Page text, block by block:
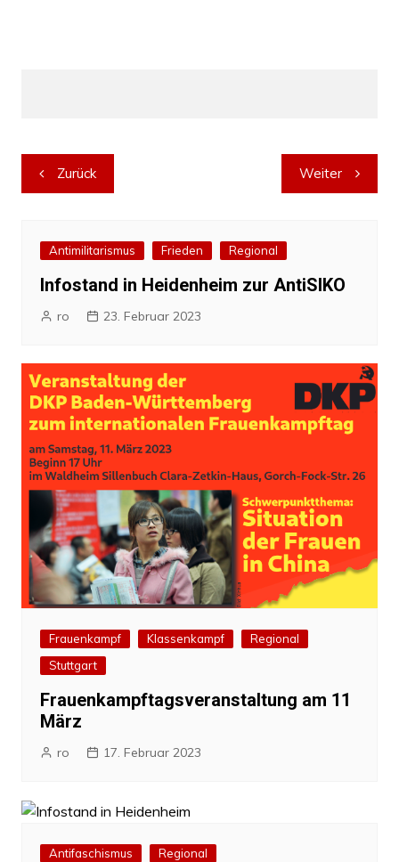
Beitragsnavigation
Zurück Weiter
Antimilitarismus Frieden Regional
Infostand in Heidenheim zur AntiSIKO
ro 23. Februar 2023
Frauenkampf Klassenkampf
Regional
Stuttgart
Frauenkampftagsveranstaltung am 11
März
ro 17. Februar 2023
Antifaschismus Regional